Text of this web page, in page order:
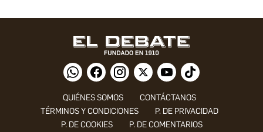
QUIÉNES SOMOS
CONTÁCTANOS
TÉRMINOS Y CONDICIONES
P. DE PRIVACIDAD
P. DE COOKIES
P. DE COMENTARIOS